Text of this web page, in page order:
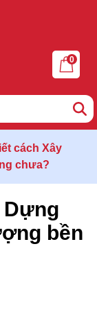
0
cách Xây
chưa?
Dựng
bền